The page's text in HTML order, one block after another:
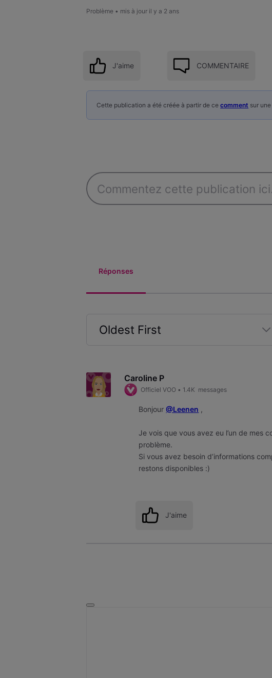
Problème • mis à jour il y a 2 ans
J'aime COMMENTAIRE
Cette publication a été créée à partir de cecomment sur
Réponses
Oldest First
First
Caroline P
Officiel VOO• 1.4K messages
Bonjour@Leenen ,
Je vois que vous avez eu l’un de mes
problème.
Si vous avez besoin d’informations
restons disponibles :)
J'aime